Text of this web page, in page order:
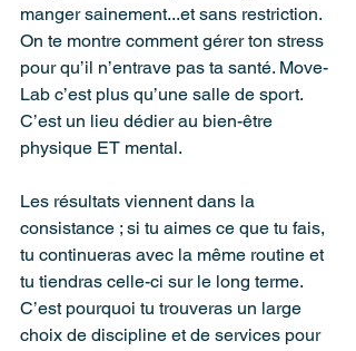
manger sainement...et sans restriction.
On te montre comment gérer ton stress
pour qu’il n’entrave pas ta santé. Move-
Lab c’est plus qu’une salle de sport.
C’est un lieu dédier au bien-être
physique ET mental.
Les résultats viennent dans la
consistance ; si tu aimes ce que tu fais,
tu continueras avec la même routine et
tu tiendras celle-ci sur le long terme.
C’est pourquoi tu trouveras un large
choix de discipline et de services pour